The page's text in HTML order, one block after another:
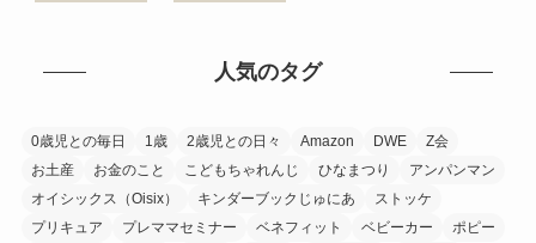
人気のタグ
0歳児との毎日 1歳 2歳児との日々 Amazon DWE
Z会
お土産
お金のこと こどもちゃれんじ ひなまつり
アンパンマン
オイシックス（Oisix）
キンダーブックじゅにあ
ストッケ
プリキュア
プレママセミナー ベネフィット ベビーカー
ポピー